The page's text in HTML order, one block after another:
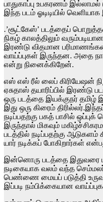
பாதுகாப்பு உபகரணம் இல்லாமல்
இந்த படம் ஓடிடியில் வெளியாக
.’சூட்கேஸ்’ படத்தைப்
நிகழ் காலத்திலும்
இரண்டு விதமான
வாய்ப்புகள் இருந்தன. அதை
என்று நினைக்கிறேன்.
எஸ் எஸ் ரீல் லைப் கிரியேஷன்
ஏசுதாஸ் தயாரிப்பில் இரண்டு
ஒரு படத்தை இயக்குநர் தமிழ்
இது ஒரு கிரைம்
நடிப்பதற்கு பகத் பாசில்
இருந்தால் மிகவும்
படத்தில் நடிப்பதற்கு ஆடுகளம்
யார் நடிக்கப் போகிறார்கள்
இன்னொரு படத்தை இதுவரை
நடிகையாக வலம் வந்த
பெண்ணை மையப் படுத்தி
இப்படி நம்பிக்கையான